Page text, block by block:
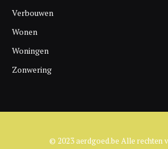
Verbouwen
Wonen
Woningen
Zonwering
© 2023 aerdgoed.be Alle rechten